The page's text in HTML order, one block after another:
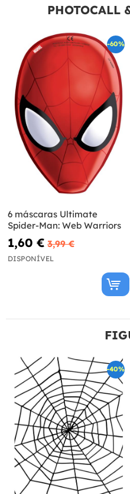
PHOTOCALL
-60%
6 máscaras Ultimate
Spider-Man: Web Warriors
1,60 € 3,99 €
DISPONÍVEL
-40%